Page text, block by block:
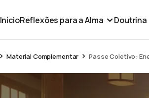
InícioReflexões para a Alma Doutrina
Material Complementar Passe Coletivo: